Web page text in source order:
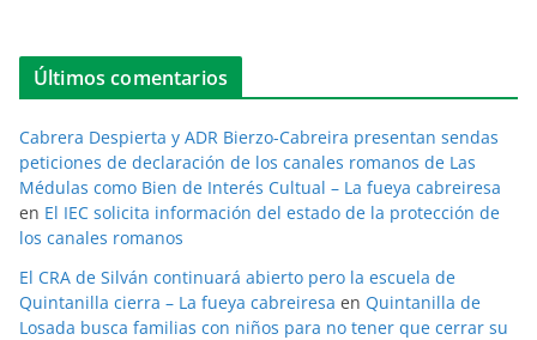
Últimos comentarios
Cabrera Despierta y ADR Bierzo-Cabreira presentan sendas
peticiones de declaración de los canales romanos de Las
Médulas como Bien de Interés Cultual – La fueya cabreiresa
en El IEC solicita información del estado de la protección de
los canales romanos
El CRA de Silván continuará abierto pero la escuela de
Quintanilla cierra – La fueya cabreiresa en Quintanilla de
Losada busca familias con niños para no tener que cerrar su